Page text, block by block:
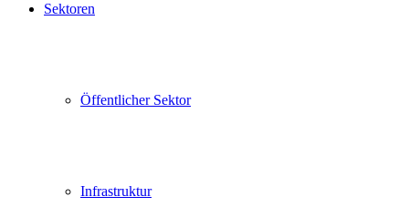
Sektoren
Öffentlicher Sektor
Infrastruktur